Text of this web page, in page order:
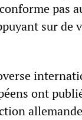
pas
sur de
ont